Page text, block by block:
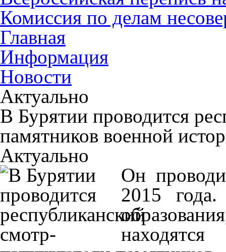
Комиссия по делам
Главная
Информация
Новости
Актуально
В Бурятии проводится
памятников военной
Актуально
Он
2015